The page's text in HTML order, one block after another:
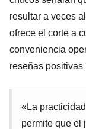
resultar a veces
ofrece el corte a
conveniencia
reseñas positivas
«La
permite que el